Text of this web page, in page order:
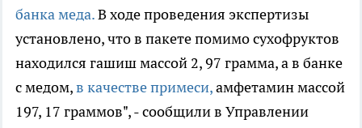
банка меда.В ходе проведения экспертизы
установлено, что в пакете помимо сухофруктов
находился гашиш массой 2, 97 грамма, а в банке
с медом,в качестве примеси,амфетамин массой
197, 17 граммов", - сообщили в Управлении